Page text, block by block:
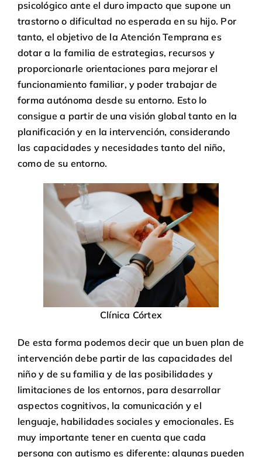
psicológico ante el duro impacto que supone un
trastorno o dificultad no esperada en su hijo. Por
tanto, el objetivo de la Atención Temprana es
dotar a la familia de estrategias, recursos y
proporcionarle orientaciones para mejorar el
funcionamiento familiar, y poder trabajar de
forma autónoma desde su entorno. Esto lo
consigue a partir de una visión global tanto en la
planificación y en la intervención, considerando
las capacidades y necesidades tanto del niño,
como de su entorno.
Clínica Córtex
De esta forma podemos decir que un buen plan de
intervención debe partir de las capacidades del
niño y de su familia y de las posibilidades y
limitaciones de los entornos, para desarrollar
aspectos cognitivos, la comunicación y el
lenguaje, habilidades sociales y emocionales. Es
muy importante tener en cuenta que cada
persona con autismo es diferente: algunas pueden